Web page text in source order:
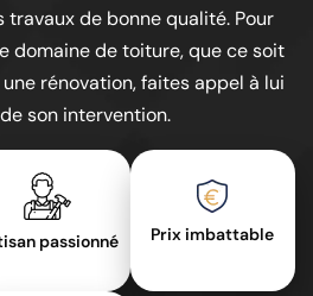
travaux de bonne qualité. Pour
domaine de toiture, que ce soit
rénovation, faites appel à lui
son intervention.
passionné Prix imbattable